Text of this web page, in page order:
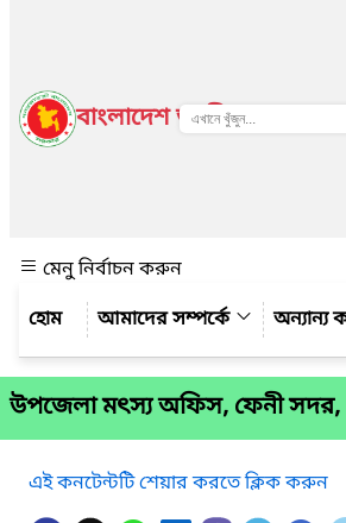
বাংলাদেশ জাতীয় তথ্য
মেনু নির্বাচন করুন
আমাদের সম্পর্কে
অন্যান্য
উপজেলা মৎস্য অফিস, ফেনী সদর,
এই কনটেন্টটি শেয়ার করতে ক্লিক করুন